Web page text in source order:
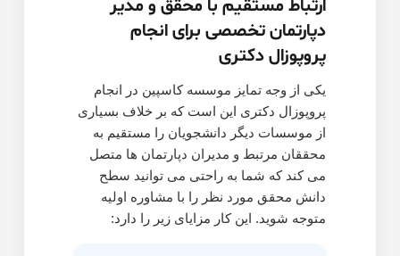
ارتباط مستقیم با محقق و مدیر
دپارتمان تخصصی برای انجام
پروپوزال دکتری
یکی از وجه تمایز موسسه کاسپین در انجام
پروپوزال دکتری این است که بر خلاف بسیاری
از موسسات دیگر دانشجویان را مستقیم به
محققان مرتبط و مدیران دپارتمان ها متصل
می کند که شما به راحتی می توانید سطح
دانش محقق مورد نظر را با مشاوره اولیه
متوجه شوید. این کار مزایای زیر را دارد: